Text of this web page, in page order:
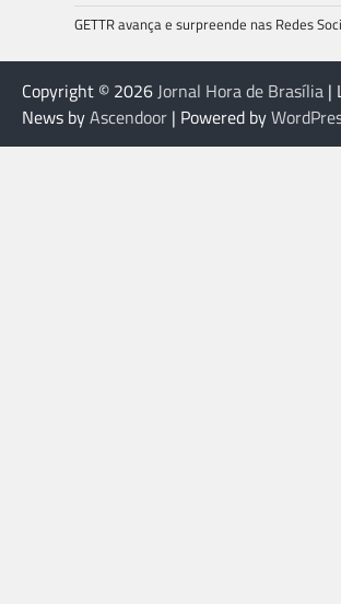
GETTR avança e surpreende nas Redes
Copyright © 2026Jornal Hora de Brasília |
News byAscendoor | Powered by